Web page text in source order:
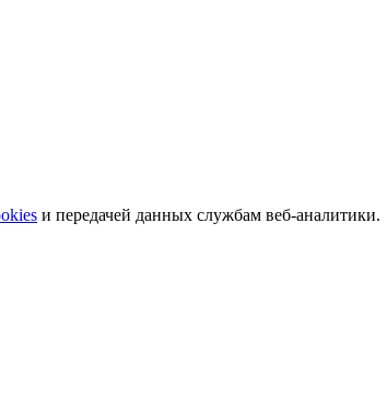
и передачей данных службам веб-аналитики.